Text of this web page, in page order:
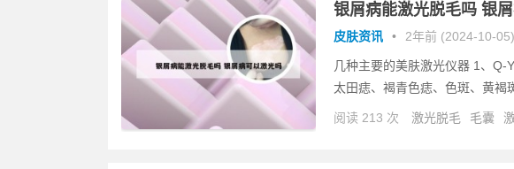
银屑病能激光脱毛吗 银
皮肤资讯 • 2年前 (2024-10-05)
几种主要的美肤激光仪器 1、Q-
太田痣、褐青色痣、色斑、黄褐
阅读 213 次 激光脱毛 毛囊